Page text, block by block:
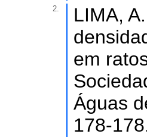
2.
LIMA,
em
Águas
178-